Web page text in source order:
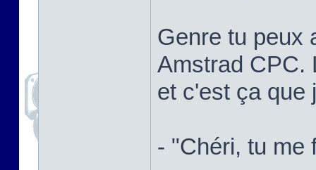
Genre tu peux
Amstrad CPC.
et c'est ça que
- "Chéri, tu me